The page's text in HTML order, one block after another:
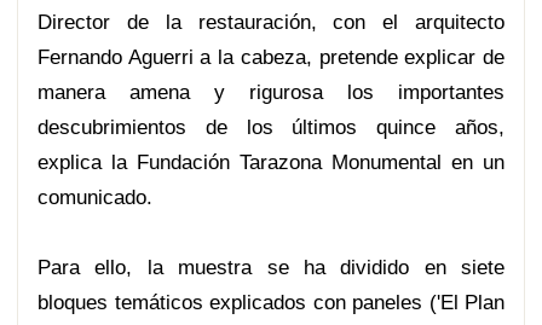
Director de la restauración, con el arquitecto
Fernando Aguerri a la cabeza, pretende explicar de
manera amena y rigurosa los importantes
descubrimientos de los últimos quince años,
explica la Fundación Tarazona Monumental en un
comunicado.
Para ello, la muestra se ha dividido en siete
bloques temáticos explicados con paneles ('El Plan